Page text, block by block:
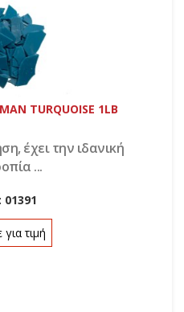
TURQUOISE 1LB
έχει την ιδανική
...
01391
τιμή